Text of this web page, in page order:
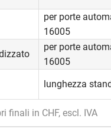
per porte
16005
per porte
16005
lunghezza
finali in CHF, escl. IVA